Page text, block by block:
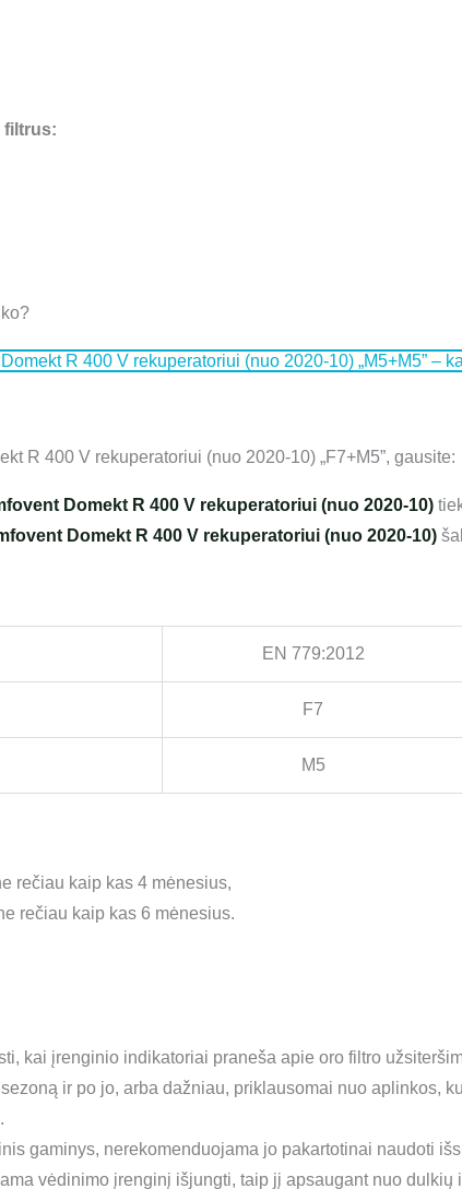
filtrus:
R 400 V rekuperatoriui (nuo 2020-10) „M5+M5” –
R 400 V rekuperatoriui (nuo 2020-10) „F7+M5”, gausite:
Domekt R 400 V rekuperatoriui (nuo 2020-10)
Domekt R 400 V rekuperatoriui (nuo 2020-10)
EN 779:2012
F7
M5
rečiau kaip kas 4 mėnesius,
rečiau kaip kas 6 mėnesius.
kai įrenginio indikatoriai praneša apie oro filtro
ir po jo, arba dažniau, priklausomai nuo aplinkos,
gaminys, nerekomenduojama jo pakartotinai naudoti
vėdinimo įrenginį išjungti, taip jį apsaugant nuo dulkių